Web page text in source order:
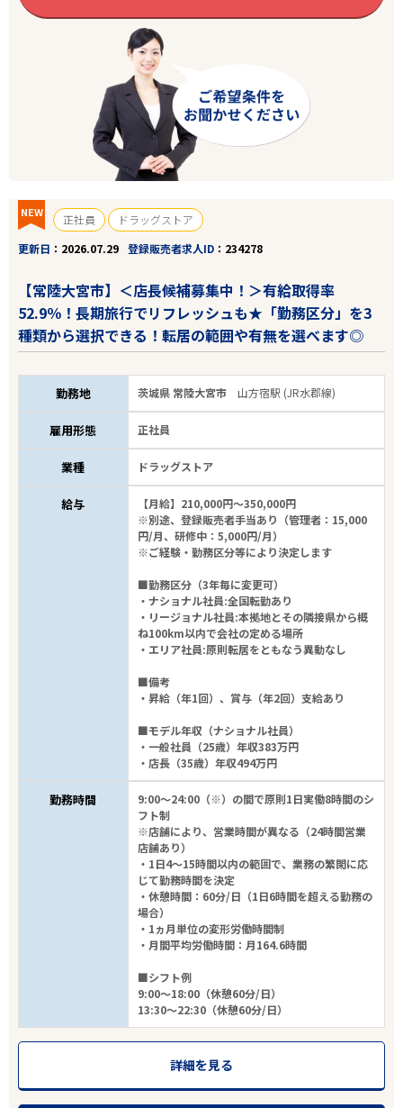
NEW 正社員
ドラッグストア
更新日
2026.07.29 登録販売者求人ID 234278
【常陸大宮市】＜店長候補募集中！＞有給取得率
52.9％！長期旅行でリフレッシュも★「勤務区分」を3
種類から選択できる！転居の範囲や有無を選べます◎
勤務地 茨城県 常陸大宮市山方宿駅 (JR水郡線)
雇用形態 正社員
業種 ドラッグストア
給与
【月給】210,000円～350,000円
※別途、登録販売者手当あり（管理者：15,000
円/月、研修中：5,000円/月）
※ご経験・勤務区分等により決定します
■勤務区分（3年毎に変更可）
・ナショナル社員:全国転勤あり
・リージョナル社員:本拠地とその隣接県から概
ね100km以内で会社の定める場所
・エリア社員:原則転居をともなう異動なし
■備考
・昇給（年1回）、賞与（年2回）支給あり
■モデル年収（ナショナル社員）
・一般社員（25歳）年収383万円
・店長（35歳）年収494万円
勤務時間
9:00～24:00（※）の間で原則1日実働8時間のシ
フト制
※店舗により、営業時間が異なる（24時間営業
店舗あり）
・1日4～15時間以内の範囲で、業務の繁閑に応
じて勤務時間を決定
・休憩時間：60分/日（1日6時間を超える勤務の
場合）
・1ヵ月単位の変形労働時間制
・月間平均労働時間：月164.6時間
■シフト例
9:00～18:00（休憩60分/日）
13:30～22:30（休憩60分/日）
詳細を見る